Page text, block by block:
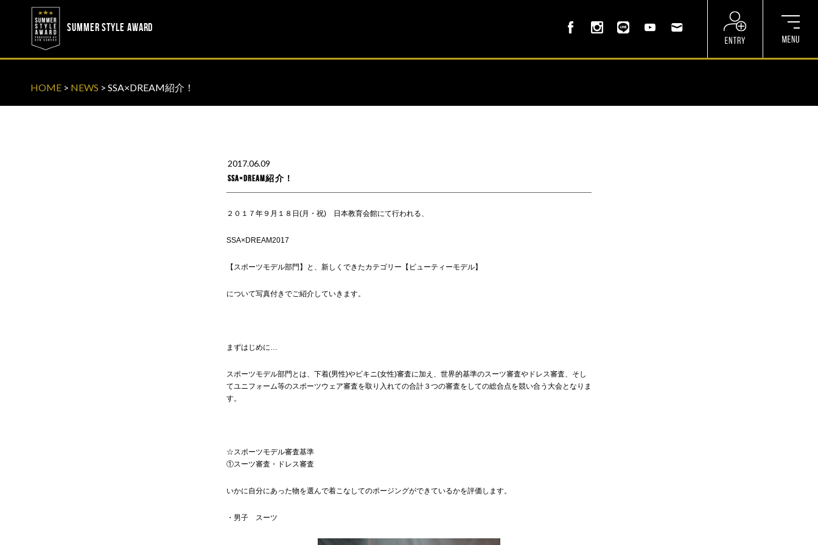
SUMMER STYLE AWARD
HOME > NEWS > SSA×DREAM紹介！
2017.06.09
SSA×DREAM紹介！
２０１７年９月１８日(月・祝) 日本教育会館にて行われる、
SSA×DREAM2017
【スポーツモデル部門】と、新しくできたカテゴリー【ビューティーモデル】
について写真付きでご紹介していきます。
まずはじめに…
スポーツモデル部門とは、下着(男性)やビキニ(女性)審査に加え、世界的基準のスーツ審査やドレス審査、そし
てユニフォーム等のスポーツウェア審査を取り入れての合計３つの審査をしての総合点を競い合う大会となりま
す。
☆スポーツモデル審査基準
①スーツ審査・ドレス審査
いかに自分にあった物を選んで着こなしてのポージングができているかを評価します。
・男子 スーツ